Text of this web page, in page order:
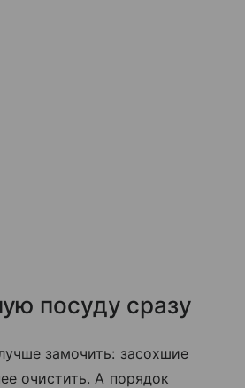
посуду сразу
замочить: засохшие
очистить. А порядок